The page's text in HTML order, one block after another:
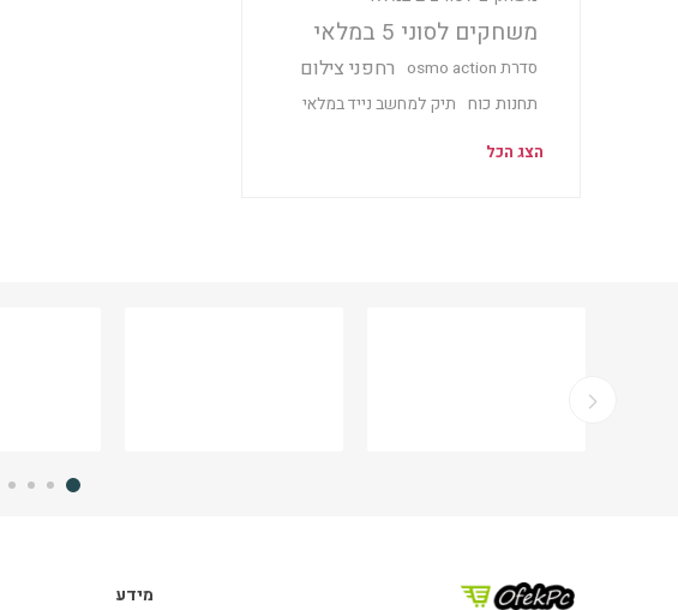
משחקים לסוני 5 במלאי
סדרת osmo action רחפני צילום
תחנות כוח תיק למחשב נייד במלאי
הצג הכל
מידע